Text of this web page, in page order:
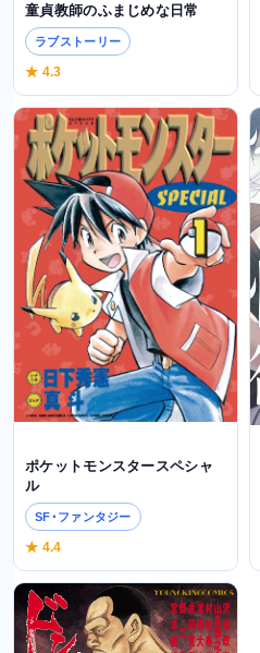
童貞教師のふまじめな日常
ラブストーリー
★ 4.3
ポケットモンスタースペシャ
ル
SF･ファンタジー
★ 4.4